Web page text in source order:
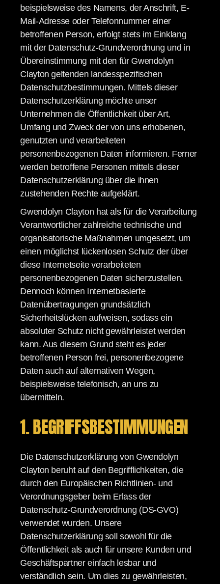
beispielsweise des Namens, der Anschrift, E-
Mail-Adresse oder Telefonnummer einer
betroffenen Person, erfolgt stets im Einklang
mit der Datenschutz-Grundverordnung und in
Übereinstimmung mit den für Gwendolyn
Clayton geltenden landesspezifischen
Datenschutzbestimmungen. Mittels dieser
Datenschutzerklärung möchte unser
Unternehmen die Öffentlichkeit über Art,
Umfang und Zweck der von uns erhobenen,
genutzten und verarbeiteten
personenbezogenen Daten informieren. Ferner
werden betroffene Personen mittels dieser
Datenschutzerklärung über die ihnen
zustehenden Rechte aufgeklärt.
Gwendolyn Clayton hat als für die Verarbeitung
Verantwortlicher zahlreiche technische und
organisatorische Maßnahmen umgesetzt, um
einen möglichst lückenlosen Schutz der über
diese Internetseite verarbeiteten
personenbezogenen Daten sicherzustellen.
Dennoch können Internetbasierte
Datenübertragungen grundsätzlich
Sicherheitslücken aufweisen, sodass ein
absoluter Schutz nicht gewährleistet werden
kann. Aus diesem Grund steht es jeder
betroffenen Person frei, personenbezogene
Daten auch auf alternativen Wegen,
beispielsweise telefonisch, an uns zu
übermitteln.
1. BEGRIFFSBESTIMMUNGEN
Die Datenschutzerklärung von Gwendolyn
Clayton beruht auf den Begrifflichkeiten, die
durch den Europäischen Richtlinien- und
Verordnungsgeber beim Erlass der
Datenschutz-Grundverordnung (DS-GVO)
verwendet wurden. Unsere
Datenschutzerklärung soll sowohl für die
Öffentlichkeit als auch für unsere Kunden und
Geschäftspartner einfach lesbar und
verständlich sein. Um dies zu gewährleisten,